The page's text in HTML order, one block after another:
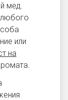
мед.
или
на